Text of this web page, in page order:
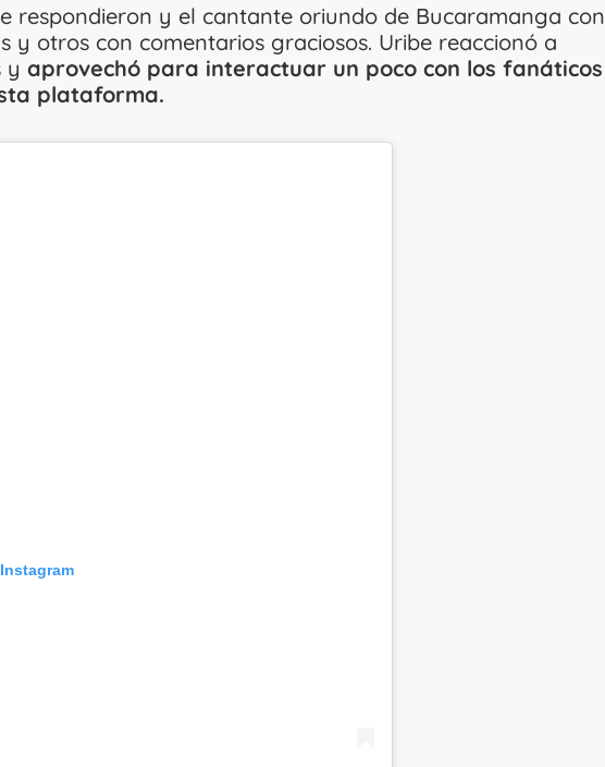
respondieron y el cantante oriundo de Bucaramanga con
y otros con comentarios graciosos. Uribe reaccionó a
y aprovechó para interactuar un poco con los fanáticos
plataforma.